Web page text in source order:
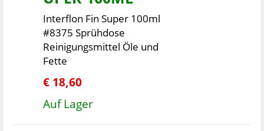
Interflon Fin Super 100ml
#8375 Sprühdose
Reinigungsmittel Öle und
Fette
€ 18,60
Auf Lager